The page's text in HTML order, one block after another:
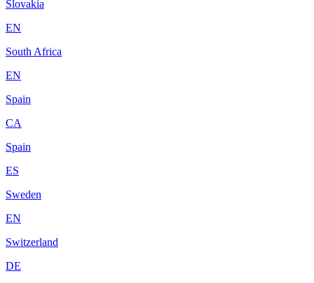
Slovakia
EN
South Africa
EN
Spain
CA
Spain
ES
Sweden
EN
Switzerland
DE